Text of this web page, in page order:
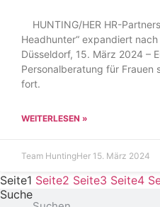
HUNTING/HER HR-
Headhunter“ expandiert
Düsseldorf, 15. März 2024 –
Personalberatung für Frauen
fort.
WEITERLESEN »
Team HuntingHer 15. März 2024
Seite1 Seite2 Seite3 Seite4
Suche